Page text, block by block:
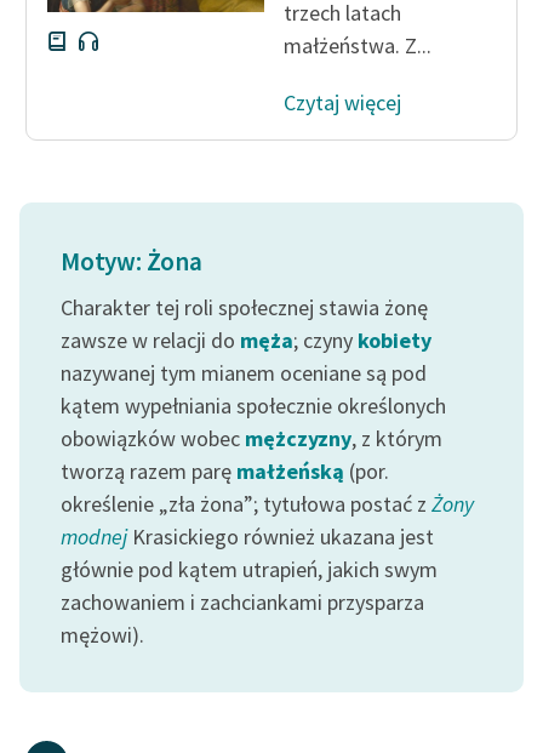
trzech latach
małżeństwa. Z...
Czytaj więcej
Motyw: Żona
Charakter tej roli społecznej stawia żonę
zawsze w relacji do męża; czyny kobiety
nazywanej tym mianem oceniane są pod
kątem wypełniania społecznie określonych
obowiązków wobec mężczyzny, z którym
tworzą razem parę małżeńską (por.
określenie „zła żona”; tytułowa postać z Żony
modnejKrasickiego również ukazana jest
głównie pod kątem utrapień, jakich swym
zachowaniem i zachciankami przysparza
mężowi).